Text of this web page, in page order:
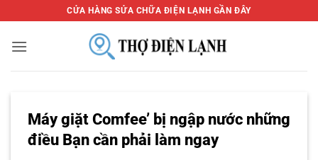
qua
nội
CỬA HÀNG SỬA CHỮA ĐIỆN LẠNH GẦN ĐÂY
Máy giặt Comfee’ bị ngập nước những
điều Bạn cần phải làm ngay